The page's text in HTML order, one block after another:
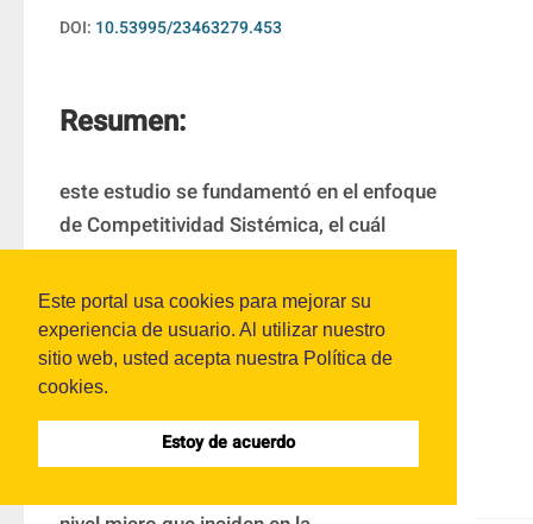
Este portal usa cookies para mejorar su
experiencia de usuario. Al utilizar nuestro
sitio web, usted acepta nuestra Política de
cookies.
Estoy de acuerdo
DOI: 10.53995/23463279.453
Resumen:
este estudio se fundamentó en el enfoque
de Competitividad Sistémica, el cuál
sostiene que los factores que influyen en
la misma son los que se encuentran
desde los niveles internos (micro) hasta
los externos (meso, macro y meta). En
esta investigación se analiza la Mipyme
de Querétaro en México, en los sectores
industria, comercio y servicios, con la